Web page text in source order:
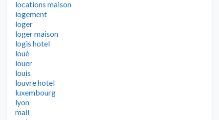
locations maison
logement
loger
loger maison
logis hotel
loué
louer
louis
louvre hotel
luxembourg
lyon
mail